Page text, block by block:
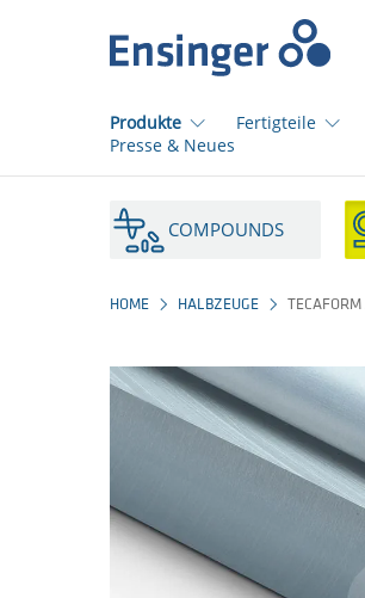
Produkte Fertigteile
Presse & Neues
COMPOUNDS
HOME HALBZEUGE